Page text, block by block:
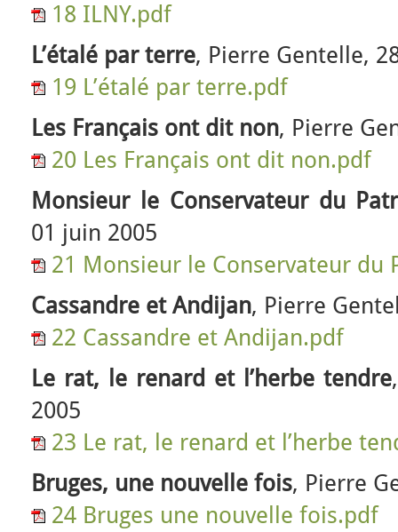
18 ILNY.pdf
L’étalé par terre, Pierre Gentelle,
19 L’étalé par terre.pdf
Les Français ont dit non, Pierre
20 Les Français ont dit non.pdf
Monsieur le Conservateur du
01 juin 2005
21 Monsieur le Conservateur du
Cassandre et Andijan, Pierre
22 Cassandre et Andijan.pdf
Le rat, le renard et l’herbe tendre
2005
23 Le rat, le renard et l’herbe
Bruges, une nouvelle fois, Pierre
24 Bruges une nouvelle fois.pdf